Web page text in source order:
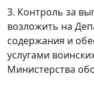
3. Контроль за
возложить на
содержания и
услугами
Министерства